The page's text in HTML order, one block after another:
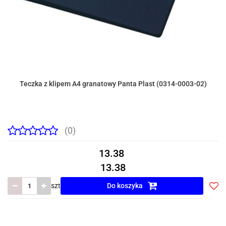
Teczka z klipem A4 granatowy Panta Plast (0314-0003-02)
(0)
13.38
13.38
szt Do koszyka